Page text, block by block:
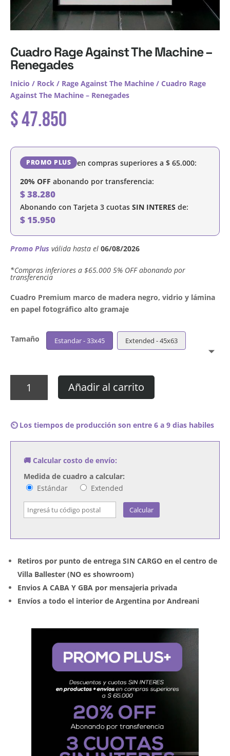
Cuadro Rage Against The Machine –
Renegades
Inicio / Rock / Rage Against The Machine / Cuadro Rage
Against The Machine – Renegades
$47.850
PROMO PLUS en compras superiores a $ 65.000:
20% OFF abonando por transferencia:
$38.280
Abonando con Tarjeta 3 cuotas SIN INTERES de:
$ 15.950
Promo Plus válida hasta el 06/08/2026
´*Compras inferiores a $65.000 5% OFF abonando por
transferencia
Cuadro Premium marco de madera negro, vidrio y lámina
en papel fotográfico alto gramaje
Tamaño Estandar - 33x45 Extended - 45x63
Machine
-
cantidad
Añadir al carrito
⏲️ Los tiempos de producción son entre 6 a 9 dias habiles
🚚 Calcular costo de envío:
Medida de cuadro a calcular:
Estándar
Extended
Calcular
Retiros por punto de entrega SIN CARGO en el centro de
Villa Ballester (NO es showroom)
Envios A CABA Y GBA por mensajeria privada
Envíos a todo el interior de Argentina por Andreani